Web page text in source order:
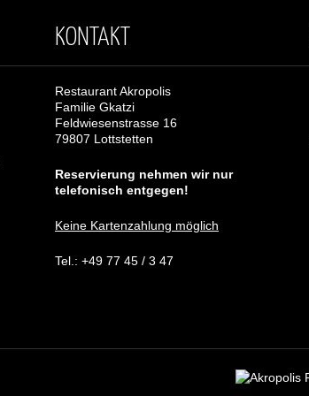
KONTAKT
Restaurant Akropolis
Familie Gkatzi
Feldwiesenstrasse 16
79807 Lottstetten
Reservierung nehmen wir nur
telefonisch entgegen!
Keine Kartenzahlung möglich
Tel.: +49 77 45 / 3 47